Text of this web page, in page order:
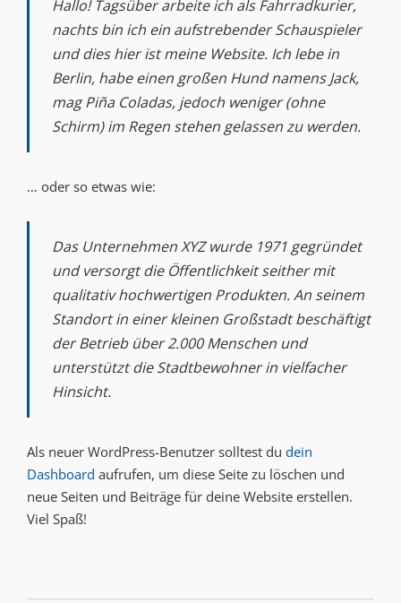
Hallo! Tagsüber arbeite ich als Fahrradkurier,
nachts bin ich ein aufstrebender Schauspieler
und dies hier ist meine Website. Ich lebe in
Berlin, habe einen großen Hund namens Jack,
mag Piña Coladas, jedoch weniger (ohne
Schirm) im Regen stehen gelassen zu werden.
… oder so etwas wie:
Das Unternehmen XYZ wurde 1971 gegründet
und versorgt die Öffentlichkeit seither mit
qualitativ hochwertigen Produkten. An seinem
Standort in einer kleinen Großstadt beschäftigt
der Betrieb über 2.000 Menschen und
unterstützt die Stadtbewohner in vielfacher
Hinsicht.
Als neuer WordPress-Benutzer solltest du dein
Dashboard aufrufen, um diese Seite zu löschen und
neue Seiten und Beiträge für deine Website erstellen.
Viel Spaß!